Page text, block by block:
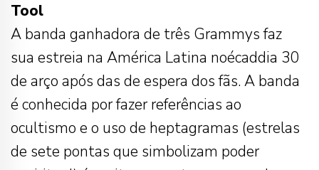
Tool
A banda ganhadora de três Grammys faz
sua estreia na América Latina noécaddia 30
de arço após das de espera dos fãs. A banda
é conhecida por fazer referências ao
ocultismo e o uso de heptagramas (estrelas
de sete pontas que simbolizam poder